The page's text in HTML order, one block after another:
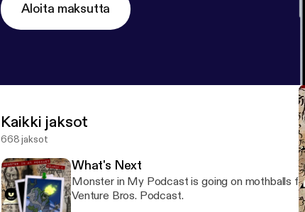
Aloita maksutta
Kaikki jaksot
668 jaksot
What's Next
Monster in My Podcast is going on mothballs
Venture Bros. Podcast.